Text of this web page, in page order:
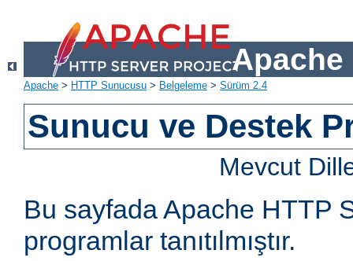
Apache
Apache > HTTP Sunucusu > Belgeleme > Sürüm 2.4
Sunucu ve Destek
Mevcut
Bu sayfada Apache HTTP
programlar tanıtılmıştır.